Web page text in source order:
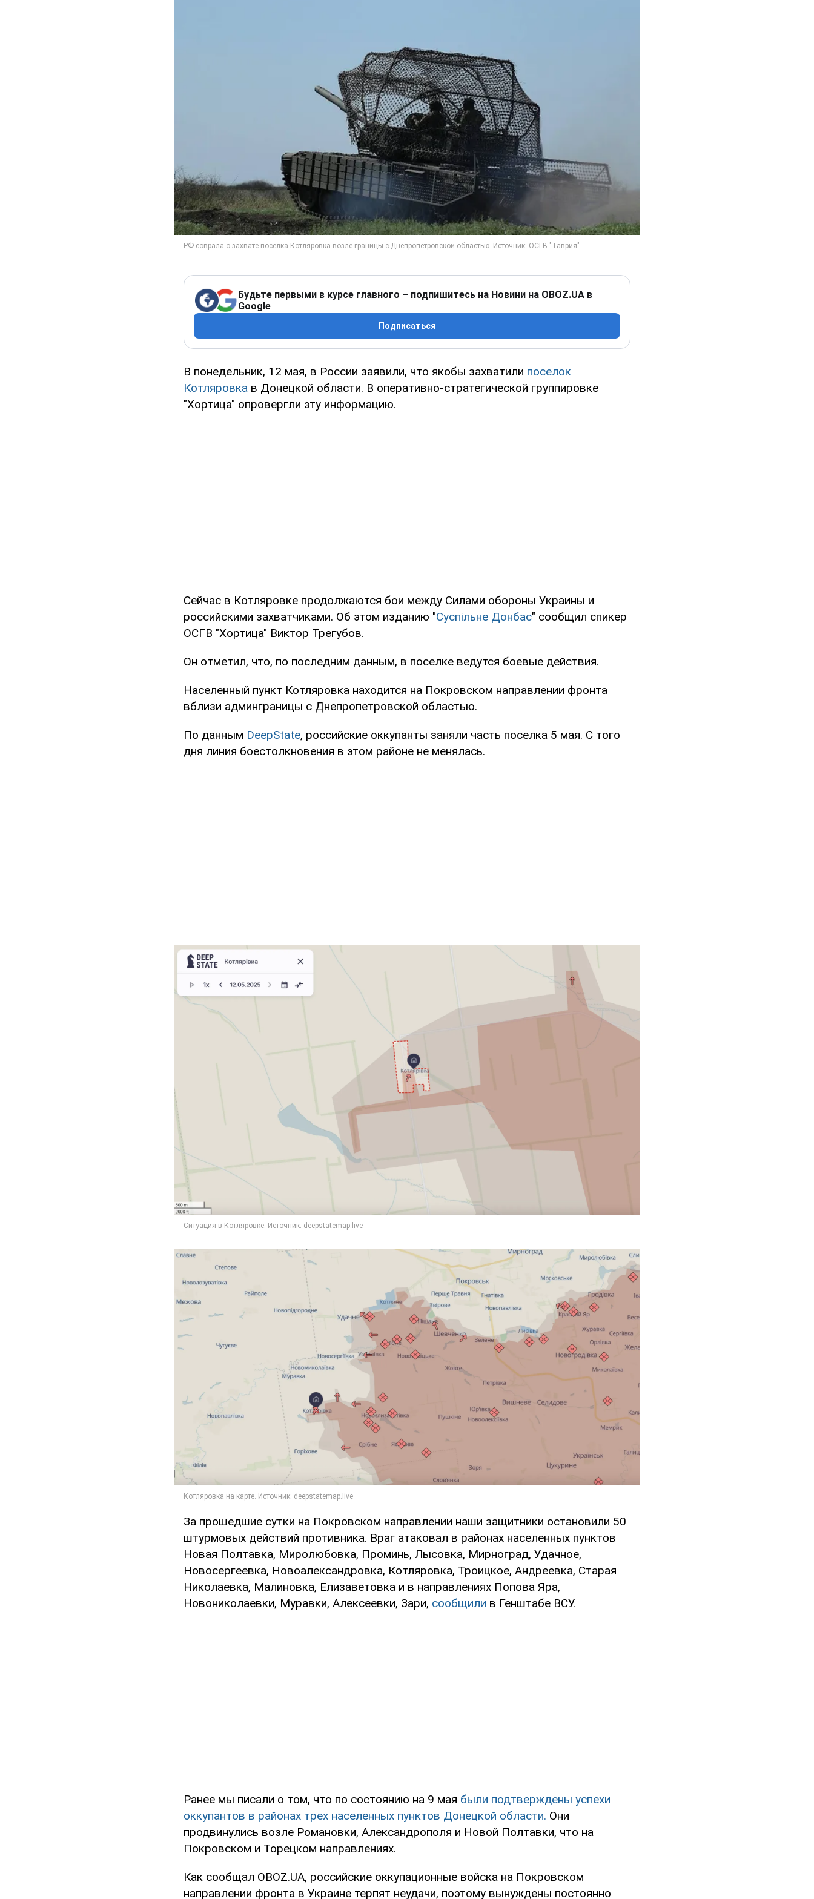
Будьте первыми в курсе главного – подпишитесь на Новини на OBOZ.UA в
Google
Подписаться
В понедельник, 12 мая, в России заявили, что якобы захватили поселок
Котляровка в Донецкой области. В оперативно-стратегической группировке
"Хортица" опровергли эту информацию.
Сейчас в Котляровке продолжаются бои между Силами обороны Украины и
российскими захватчиками. Об этом изданию "Суспільне Донбас" сообщил спикер
ОСГВ "Хортица" Виктор Трегубов.
Он отметил, что, по последним данным, в поселке ведутся боевые действия.
Населенный пункт Котляровка находится на Покровском направлении фронта
вблизи админграницы с Днепропетровской областью.
По данным DeepState, российские оккупанты заняли часть поселка 5 мая. С того
дня линия боестолкновения в этом районе не менялась.
За прошедшие сутки на Покровском направлении наши защитники остановили 50
штурмовых действий противника. Враг атаковал в районах населенных пунктов
Новая Полтавка, Миролюбовка, Проминь, Лысовка, Мирноград, Удачное,
Новосергеевка, Новоалександровка, Котляровка, Троицкое, Андреевка, Старая
Николаевка, Малиновка, Елизаветовка и в направлениях Попова Яра,
Новониколаевки, Муравки, Алексеевки, Зари, сообщили в Генштабе ВСУ.
Ранее мы писали о том, что по состоянию на 9 мая были подтверждены успехи
оккупантов в районах трех населенных пунктов Донецкой области. Они
продвинулись возле Романовки, Александрополя и Новой Полтавки, что на
Покровском и Торецком направлениях.
Как сообщал OBOZ.UA, российские оккупационные войска на Покровском
направлении фронта в Украине терпят неудачи, поэтому вынуждены постоянно